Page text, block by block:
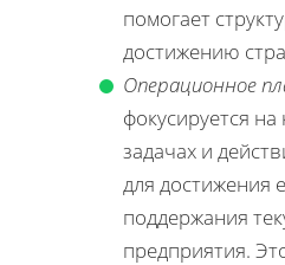
помогает
достижению
Операционное
фокусируется
задачах и
для достижения
поддержания
предприятия.